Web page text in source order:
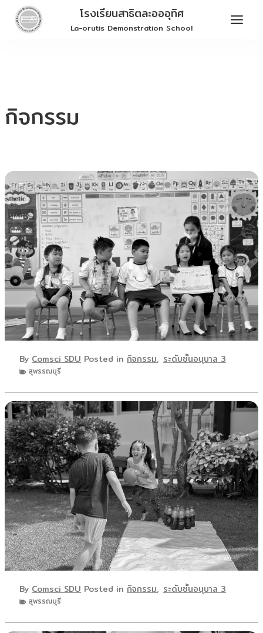
Skip
โรงเรียนสาธิตละอออุทิศ
La-orutis Demonstration School
กิจกรรม
By Comsci SDU Posted in กิจกรรม, ระดับชั้นอนุบาล 3
สุพรรณบุรี
By Comsci SDU Posted in กิจกรรม, ระดับชั้นอนุบาล 3
สุพรรณบุรี